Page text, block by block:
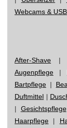
Webcams &
After-Shave |
Augenpflege |
Bartpflege |
Duftmittel |
| Gesichtspflege
Haarpflege |